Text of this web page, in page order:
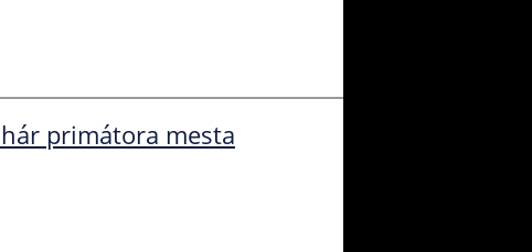
primátora mesta